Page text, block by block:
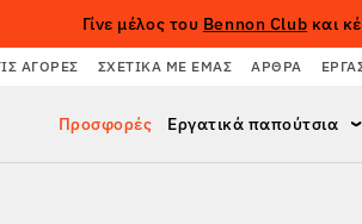
Γίνε μέλος του Bennon Club και
ΑΓΟΡΈΣ ΣΧΕΤΙΚΆ ΜΕ ΕΜΆΣ ΆΡΘΡΑ
Προσφορές Εργατικά παπούτσια